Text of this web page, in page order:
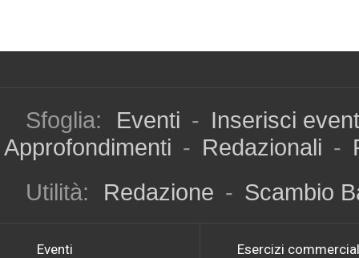
Sfoglia: Eventi - Inserisci
Approfondimenti - Redazionali -
Utilità:
Redazione - Scambio
Eventi Esercizi